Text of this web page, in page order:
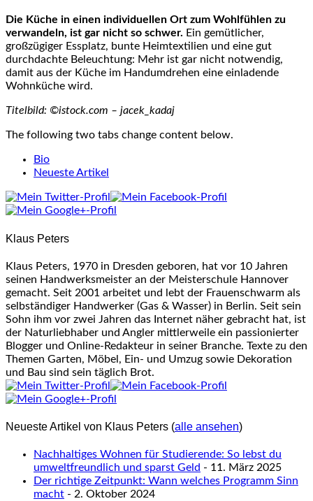
Die Küche in einen individuellen Ort zum Wohlfühlen zu
verwandeln, ist gar nicht so schwer. Ein gemütlicher,
großzügiger Essplatz, bunte Heimtextilien und eine gut
durchdachte Beleuchtung: Mehr ist gar nicht notwendig,
damit aus der Küche im Handumdrehen eine einladende
Wohnküche wird.
Titelbild: ©istock.com – jacek_kadaj
The following two tabs change content below.
Bio
Neueste Artikel
Klaus Peters
Klaus Peters, 1970 in Dresden geboren, hat vor 10 Jahren
seinen Handwerksmeister an der Meisterschule Hannover
gemacht. Seit 2001 arbeitet und lebt der Frauenschwarm als
selbständiger Handwerker (Gas & Wasser) in Berlin. Seit sein
Sohn ihm vor zwei Jahren das Internet näher gebracht hat, ist
der Naturliebhaber und Angler mittlerweile ein passionierter
Blogger und Online-Redakteur in seiner Branche. Texte zu den
Themen Garten, Möbel, Ein- und Umzug sowie Dekoration
und Bau sind sein täglich Brot.
Neueste Artikel von Klaus Peters (alle ansehen)
Nachhaltiges Wohnen für Studierende: So lebst du
umweltfreundlich und sparst Geld - 11. März 2025
Der richtige Zeitpunkt: Wann welches Programm Sinn
macht - 2. Oktober 2024